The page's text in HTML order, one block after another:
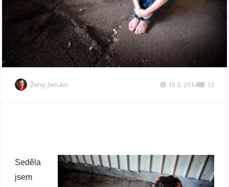
Ženy ženám 15.3. 2014 12
Seděla
jsem